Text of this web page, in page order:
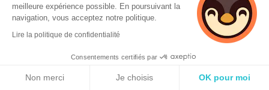
© 2026 SideCare. Tous droits réservés.
meilleure expérience possible. En poursuivant la
navigation, vous acceptez notre politique.
Lire la politique de confidentialité
Consentements certifiés par
Non merci Je choisis OK pour moi
2 personnes
consultent
actuellement cette